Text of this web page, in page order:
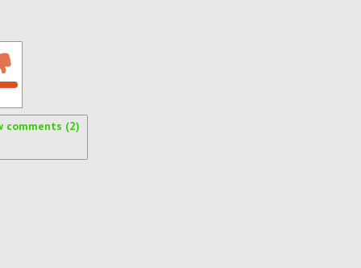
comments (2)